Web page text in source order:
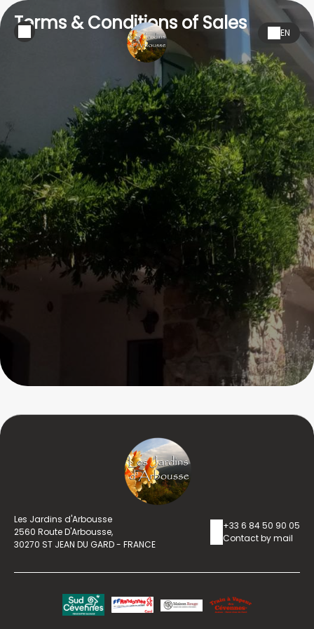
EN
Terms & Conditions of Sales
Les Jardins d'Arbousse
2560 Route D'Arbousse,
30270 ST JEAN DU GARD - FRANCE
+33 6 84 50 90 05
Contact by mail